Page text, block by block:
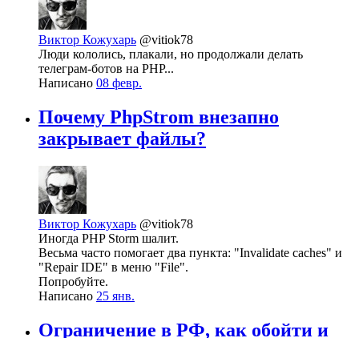
Виктор Кожухарь @vitiok78
Люди кололись, плакали, но продолжали делать
телеграм-ботов на PHP...
Написано 08 февр.
Почему PhpStrom внезапно
закрывает файлы?
Виктор Кожухарь @vitiok78
Иногда PHP Storm шалит.
Весьма часто помогает два пункта: "Invalidate caches" и
"Repair IDE" в меню "File".
Попробуйте.
Написано 25 янв.
Ограничение в РФ, как обойти и